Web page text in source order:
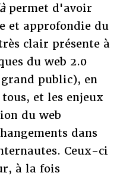
permet d'avoir
et approfondie du
clair présente à
du web 2.0
public), en
et les enjeux
du web
dans
Ceux-ci
à la fois